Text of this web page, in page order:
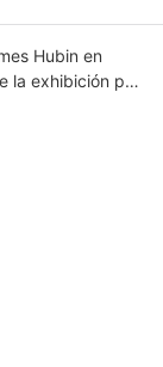
Hubin en
la exhibición por